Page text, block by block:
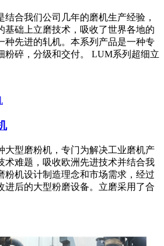
结合我们公司几年的磨机生产经验，
基础上立磨技术，吸收了世界各地的
种先进的轧机。本系列产品是一种专
粉碎，分级和交付。 LUM系列超细立
大型磨粉机，专门为解决工业磨机产
术难题，吸收欧洲先进技术并结合我
粉机设计制造理念和市场需求，经过
进后的大型粉磨设备。立磨采用了合